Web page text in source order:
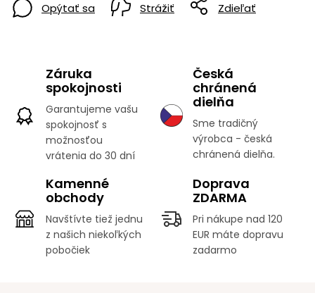
Opýtať sa Strážiť Zdieľať
Záruka
spokojnosti
Garantujeme vašu
spokojnosť s
možnosťou
vrátenia do 30 dní
Česká
chránená
dielňa
Sme tradičný
výrobca - česká
chránená dielňa.
Kamenné
obchody
Navštívte tiež jednu
z našich niekoľkých
pobočiek
Doprava
ZDARMA
Pri nákupe nad 120
EUR máte dopravu
zadarmo